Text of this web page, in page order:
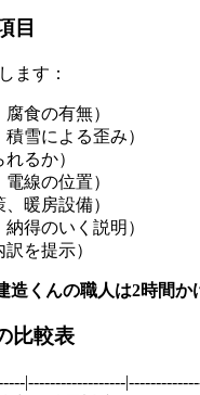
目
ます：
食の有無）
雪による歪み）
るか）
線の位置）
暖房設備）
得のいく説明）
を提示）
くんの職人は2時間
比較表
|------------------